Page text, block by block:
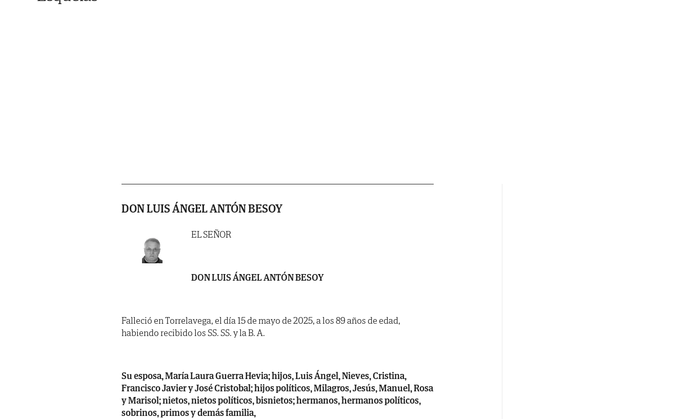
DON LUIS ÁNGEL ANTÓN BESOY
EL SEÑOR
DON LUIS ÁNGEL ANTÓN BESOY
Falleció en Torrelavega, el día 15 de mayo de 2025, a los 89 años de edad,
habiendo recibido los SS. SS. y la B. A.
Su esposa, María Laura Guerra Hevia; hijos, Luis Ángel, Nieves, Cristina,
Francisco Javier y José Cristobal; hijos políticos, Milagros, Jesús, Manuel, Rosa
y Marisol; nietos, nietos políticos, bisnietos; hermanos, hermanos políticos,
sobrinos, primos y demás familia,